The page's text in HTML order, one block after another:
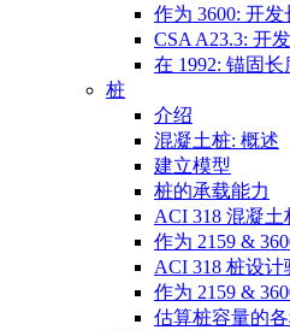
作为 3600: 开
CSA A23.3: 开
在 1992: 锚固
桩
介绍
混凝土桩: 概述
建立模型
桩的承载能力
ACI 318 混凝土
作为 2159 &
ACI 318 桩设计
作为 2159 &
估算桩容量的